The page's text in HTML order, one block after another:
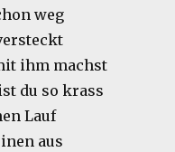
weg
ihm machst
du so krass
Lauf
aus